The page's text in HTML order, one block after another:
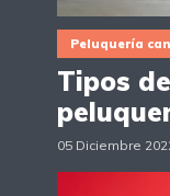
Peluquería
Tipos
05 Diciembre